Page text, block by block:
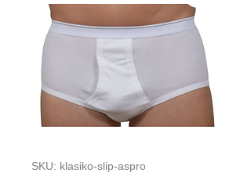
SKU: klasiko-slip-aspro